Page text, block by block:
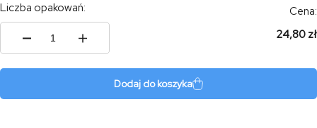
Liczba opakowań:
ilość
Cena:
24,80 zł
Dodaj do koszyka